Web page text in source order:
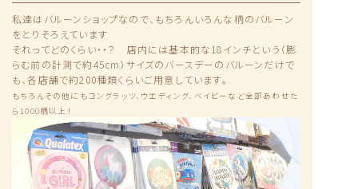
私達はバルーンショップなので、もちろんいろんな柄のバルーン
をとりそろえています
それってどのくらい・・？ 店内には基本的な18インチという（膨
らむ前の計測で約45cm）サイズのバースデーのバルーンだけで
も、各店舗で約200種類くらいご用意しています。
もちろんその他にもコングラッツ、ウエディング、ベイビーなど全部あわせた
ら1000柄以上！